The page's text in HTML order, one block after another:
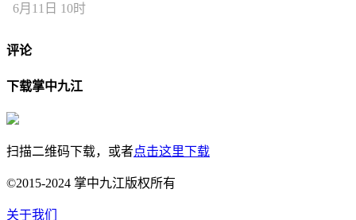
6月11日 10时
评论
下载掌中九江
扫描二维码下载，或者点击这里下载
©2015-2024 掌中九江版权所有
关于我们